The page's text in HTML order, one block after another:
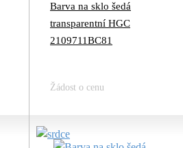
Barva na sklo šedá
transparentní HGC
2109711BC81
Žádost o cenu